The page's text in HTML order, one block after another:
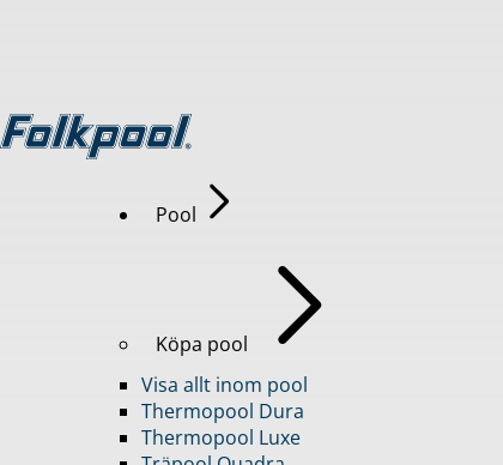
Pool
Köpa pool
Visa allt inom pool
Thermopool Dura
Thermopool Luxe